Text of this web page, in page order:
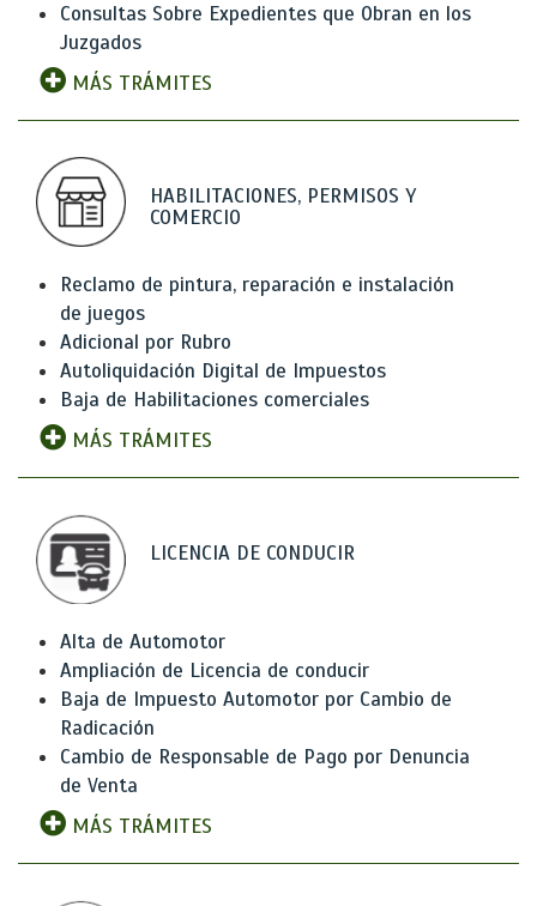
Consultas Sobre Expedientes que Obran en los
Juzgados
MÁS TRÁMITES
HABILITACIONES, PERMISOS Y
COMERCIO
Reclamo de pintura, reparación e instalación
de juegos
Adicional por Rubro
Autoliquidación Digital de Impuestos
Baja de Habilitaciones comerciales
MÁS TRÁMITES
LICENCIA DE CONDUCIR
Alta de Automotor
Ampliación de Licencia de conducir
Baja de Impuesto Automotor por Cambio de
Radicación
Cambio de Responsable de Pago por Denuncia
de Venta
MÁS TRÁMITES